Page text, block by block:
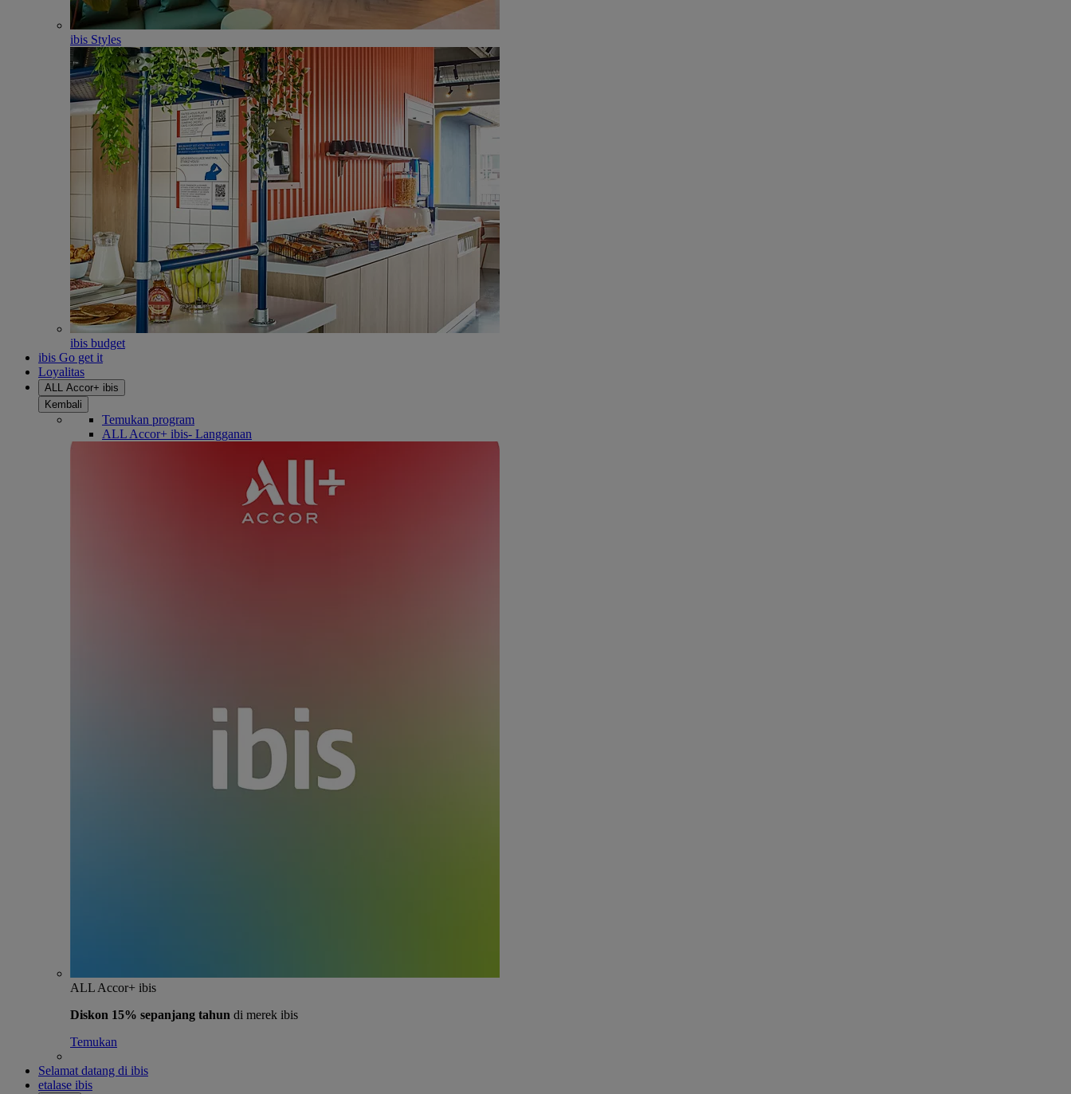
ibis Styles
ibis budget
ibis Go get it
Loyalitas
ALL Accor+ ibis
Kembali
Temukan program
ALL Accor+ ibis- Langganan
ALL Accor+ ibis
Diskon 15% sepanjang tahun di merek ibis
Temukan
Selamat datang di ibis
etalase ibis